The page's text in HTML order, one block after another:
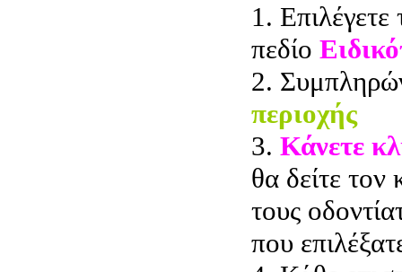
1. Επιλέγετε
πεδίο
2.
περιοχής
3. Κάνετε
θα δείτε
τους
που